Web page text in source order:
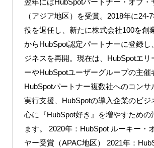
翌年にはHubSpotパートナー・オブ・
（アジア地区）を受賞。2018年に24-
役を退任し、新たに株式会社100を創
からHubSpot認定パートナーに登録し
ジネスを再開。現在は、HubSpotエリ
ーやHubSpotユーザーグループの主催
HubSpotパートナー複数社へのコンサ
実行支援、HubSpotの導入企業のビジ
心に『HubSpot好き』を増やすための
ます。 2020年：HubSpot ルーキー・
ヤー受賞（APAC地区） 2021年：